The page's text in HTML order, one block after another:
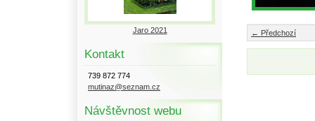
Jaro 2021
Kontakt
739 872 774
mutinaz@seznam.cz
Návštěvnost webu
← Předchozí